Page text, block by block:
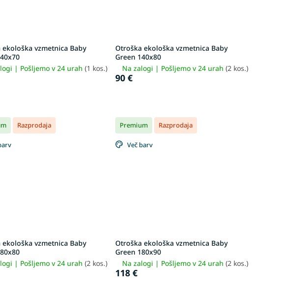
ekološka vzmetnica Baby
| Pošljemo v 24 urah (1 kos.)
Otroška ekološka vzmetnica Baby
Green 140x80
Na zalogi | Pošljemo v 24 urah (2 kos.)
90 €
Razprodaja
ekološka vzmetnica Baby
| Pošljemo v 24 urah (2 kos.)
Premium Razprodaja
Več barv
Otroška ekološka vzmetnica Baby
Green 180x90
Na zalogi | Pošljemo v 24 urah (2 kos.)
118 €